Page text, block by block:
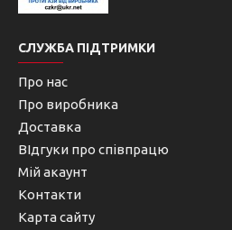
СЛУЖБА ПІДТРИМКИ
Про нас
Про виробника
Доставка
ВІдгуки про співпрацю
Мій акаунт
Контакти
Карта сайту